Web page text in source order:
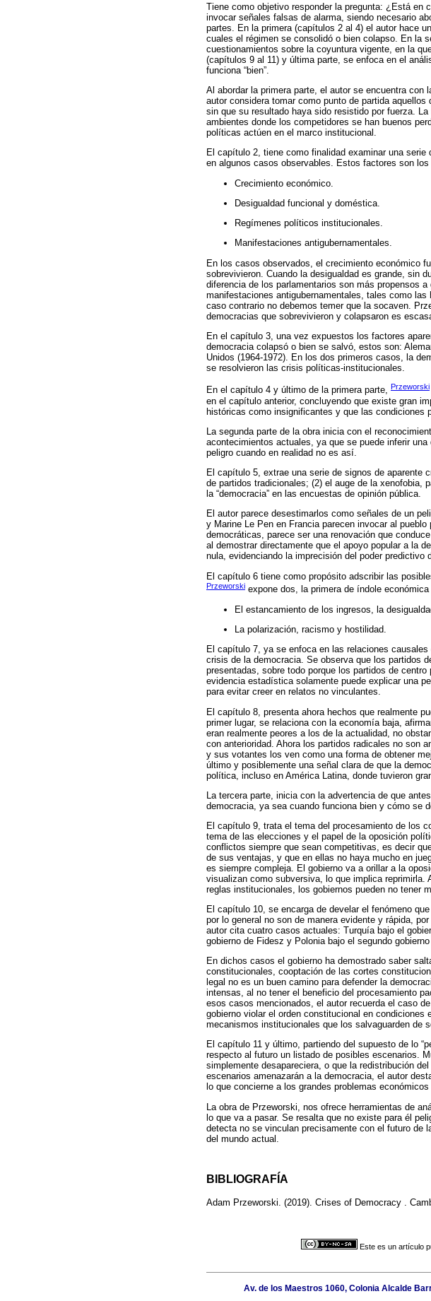
Tiene como objetivo responder la pregunta: ¿Está en
invocar señales falsas de alarma, siendo necesario
partes. En la primera (capítulos 2 al 4) el autor hace
cuales el régimen se consolidó o bien colapso. En la
cuestionamientos sobre la coyuntura vigente, en la
(capítulos 9 al 11) y última parte, se enfoca en el
funciona “bien”.
Al abordar la primera parte, el autor se encuentra
autor considera tomar como punto de partida
sin que su resultado haya sido resistido por fuerza.
ambientes donde los competidores se han buenos
políticas actúen en el marco institucional.
El capítulo 2, tiene como finalidad examinar una
en algunos casos observables. Estos factores son los
Crecimiento económico.
Desigualdad funcional y doméstica.
Regímenes políticos institucionales.
Manifestaciones antigubernamentales.
En los casos observados, el crecimiento económico
sobrevivieron. Cuando la desigualdad es grande, sin
diferencia de los parlamentarios son más propensos
manifestaciones antigubernamentales, tales como
caso contrario no debemos temer que la socaven.
democracias que sobrevivieron y colapsaron es
En el capítulo 3, una vez expuestos los factores
democracia colapsó o bien se salvó, estos son:
Unidos (1964-1972). En los dos primeros casos, la
se resolvieron las crisis políticas-institucionales.
En el capítulo 4 y último de la primera parte, Przeworski
en el capítulo anterior, concluyendo que existe gran
históricas como insignificantes y que las condiciones
La segunda parte de la obra inicia con el
acontecimientos actuales, ya que se puede inferir
peligro cuando en realidad no es así.
El capítulo 5, extrae una serie de signos de aparente
de partidos tradicionales; (2) el auge de la
la “democracia” en las encuestas de opinión pública.
El autor parece desestimarlos como señales de un
y Marine Le Pen en Francia parecen invocar al
democráticas, parece ser una renovación que
al demostrar directamente que el apoyo popular a la
nula, evidenciando la imprecisión del poder predictivo
El capítulo 6 tiene como propósito adscribir las
Przeworski expone dos, la primera de índole
El estancamiento de los ingresos, la
La polarización, racismo y hostilidad.
El capítulo 7, ya se enfoca en las relaciones
crisis de la democracia. Se observa que los partidos
presentadas, sobre todo porque los partidos de
evidencia estadística solamente puede explicar una
para evitar creer en relatos no vinculantes.
El capítulo 8, presenta ahora hechos que realmente
primer lugar, se relaciona con la economía baja,
eran realmente peores a los de la actualidad, no
con anterioridad. Ahora los partidos radicales no son
y sus votantes los ven como una forma de obtener
último y posiblemente una señal clara de que la
política, incluso en América Latina, donde tuvieron
La tercera parte, inicia con la advertencia de que
democracia, ya sea cuando funciona bien y cómo se
El capítulo 9, trata el tema del procesamiento de los
tema de las elecciones y el papel de la oposición
conflictos siempre que sean competitivas, es decir
de sus ventajas, y que en ellas no haya mucho en
es siempre compleja. El gobierno va a orillar a la
visualizan como subversiva, lo que implica reprimirla.
reglas institucionales, los gobiernos pueden no tener
El capítulo 10, se encarga de develar el fenómeno
por lo general no son de manera evidente y rápida,
autor cita cuatro casos actuales: Turquía bajo el
gobierno de Fidesz y Polonia bajo el segundo
En dichos casos el gobierno ha demostrado saber
constitucionales, cooptación de las cortes
legal no es un buen camino para defender la
intensas, al no tener el beneficio del procesamiento
esos casos mencionados, el autor recuerda el caso
gobierno violar el orden constitucional en
mecanismos institucionales que los salvaguarden de
El capítulo 11 y último, partiendo del supuesto de lo
respecto al futuro un listado de posibles escenarios.
simplemente desapareciera, o que la redistribución
escenarios amenazarán a la democracia, el autor
lo que concierne a los grandes problemas
La obra de Przeworski, nos ofrece herramientas de
lo que va a pasar. Se resalta que no existe para él
detecta no se vinculan precisamente con el futuro de
del mundo actual.
BIBLIOGRAFÍA
Adam Przeworski. (2019). Crises of Democracy .
Este es un artículo
Av. de los Maestros 1060, Colonia Alcalde